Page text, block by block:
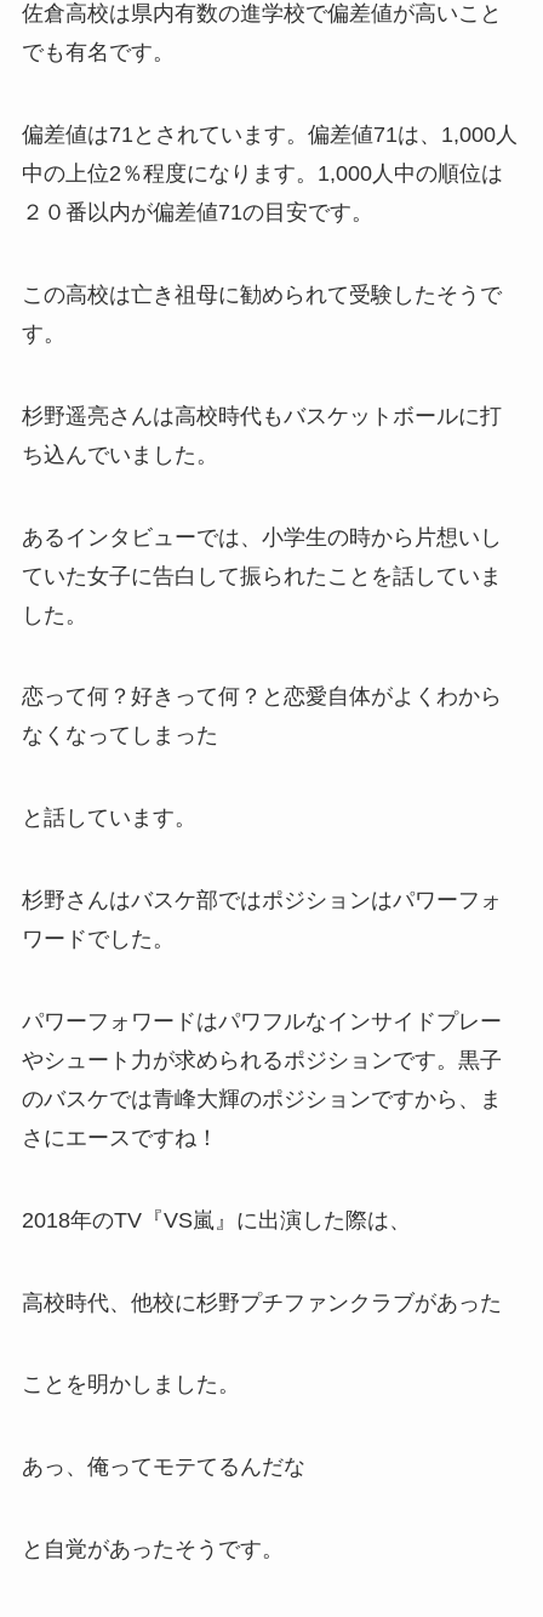
佐倉高校は県内有数の進学校で偏差値が高いこと
でも有名です。
偏差値は71とされています。偏差値71は、1,000人
中の上位2％程度になります。1,000人中の順位は
２０番以内が偏差値71の目安です。
この高校は亡き祖母に勧められて受験したそうで
す。
杉野遥亮さんは高校時代もバスケットボールに打
ち込んでいました。
あるインタビューでは、小学生の時から片想いし
ていた女子に告白して振られたことを話していま
した。
恋って何？好きって何？と恋愛自体がよくわから
なくなってしまった
と話しています。
杉野さんはバスケ部ではポジションはパワーフォ
ワードでした。
パワーフォワードはパワフルなインサイドプレー
やシュート力が求められるポジションです。黒子
のバスケでは青峰大輝のポジションですから、ま
さにエースですね ！
2018年のTV『VS嵐』に出演した際は、
高校時代、他校に杉野プチファンクラブがあった
ことを明かしました。
あっ、俺ってモテてるんだな
と自覚があったそうです。